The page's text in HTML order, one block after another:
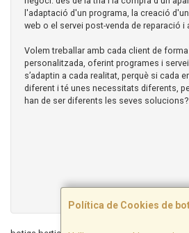
Política de Cookies de
l'adaptació d'un programa, la creació
web o el servei post-venda de reparació i
Volem treballar amb cada client de forma
personalitzada, oferint programes i
s’adaptin a cada realitat, perquè si cada
diferent i té unes necessitats diferents,
han de ser diferents les seves solucions?